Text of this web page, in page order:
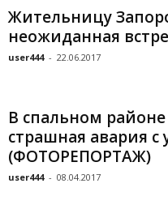
Жительницу
неожиданная
user444 - 22.06.2017
В спальном
страшная авария с
(ФОТОРЕПОРТАЖ)
user444 - 08.04.2017